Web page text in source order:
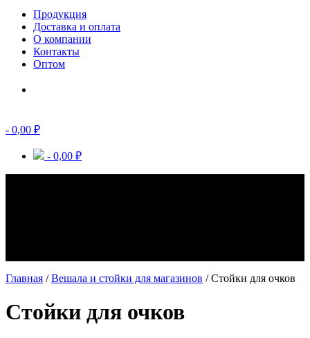
Продукция
Доставка и оплата
О компании
Контакты
Оптом
- 0,00 ₽
- 0,00 ₽
Главная /Вешала и стойки для магазинов / Стойки для очков
Стойки для очков